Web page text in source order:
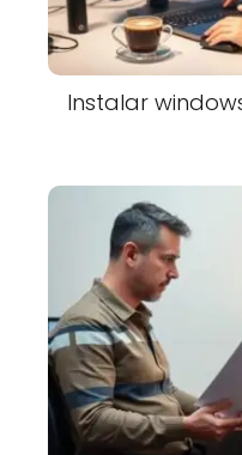
Instalar